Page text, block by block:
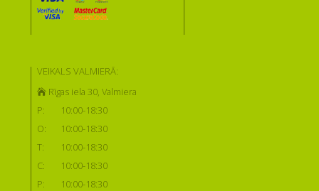
VEIKALS VALMIERĀ:
Rīgas iela 30, Valmiera
P:
10:00-18:30
O:
10:00-18:30
T:
10:00-18:30
C:
10:00-18:30
P:
10:00-18:30